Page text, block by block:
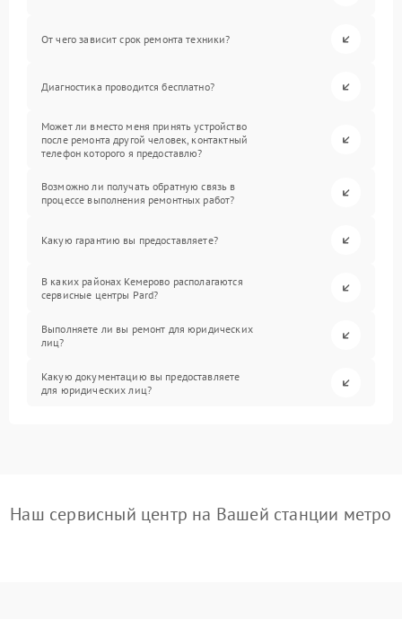
От чего зависит срок ремонта техники?
Диагностика проводится бесплатно?
Может ли вместо меня принять устройство
после ремонта другой человек, контактный
телефон которого я предоставлю?
Возможно ли получать обратную связь в
процессе выполнения ремонтных работ?
Какую гарантию вы предоставляете?
В каких районах Кемерово располагаются
сервисные центры Pard?
Выполняете ли вы ремонт для юридических
лиц?
Какую документацию вы предоставляете
для юридических лиц?
Наш сервисный центр на Вашей станции метро